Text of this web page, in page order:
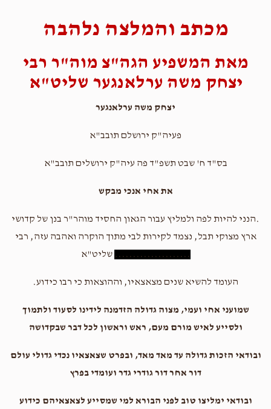
מכתב והמלצה נלהבה
מאת המשפיע הגה"צ מוה"ר רבי
יצחק משה ערלאנגער שליט"א
יצחק משה ערלאנגער
פעיה"ק ירושלם תובב"א
בס"ד ח' שבט תשפ"ד פה עיה"ק ירושלים תובב"א
את אחי אנכי מבקש
.הנני להיות לפה ולמליץ עבור הגאון החסיד מוהר"ר בנן של קדושי
ארץ מצוקי תבל, נצמד לקירות לבי מתוך הוקרה ואהבה עזה, רבי
..................... שליט"א
העומד להשיא שנים מצאצאיו, וההוצאות כי רבו כידוע.
שמועני אחי ועמי, מצוה גדולה הזדמנה לידינו לסעוד ולתמוך
ולסייע לאיש מורם מעם, ראש וראשון לכל דבר שבקדושה
ובודאי הזכות גדולה עד מאד מאד, ובפרט שצאצאיו נכדי גדולי עולם
דור אחר דור גודרי גדר ועומדי בפרץ
ובודאי ימליצו טוב לפני הבורא למי שמסייע לצאצאיהם כידוע